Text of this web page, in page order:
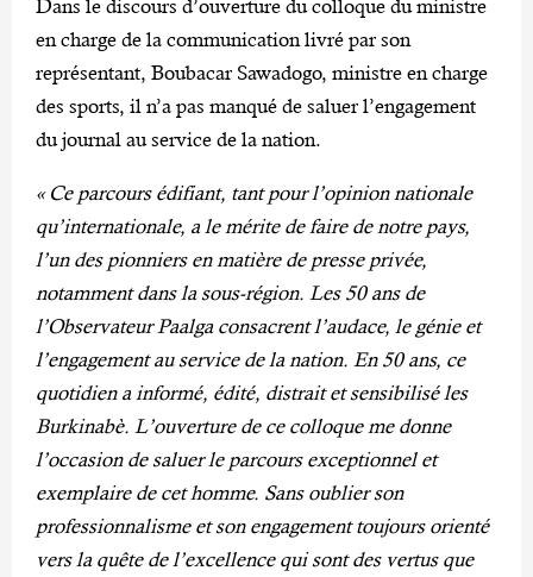
Dans le discours d’ouverture du colloque du ministre
en charge de la communication livré par son
représentant, Boubacar Sawadogo, ministre en charge
des sports, il n’a pas manqué de saluer l’engagement
du journal au service de la nation.
« Ce parcours édifiant, tant pour l’opinion nationale
qu’internationale, a le mérite de faire de notre pays,
l’un des pionniers en matière de presse privée,
notamment dans la sous-région. Les 50 ans de
l’Observateur Paalga consacrent l’audace, le génie et
l’engagement au service de la nation. En 50 ans, ce
quotidien a informé, édité, distrait et sensibilisé les
Burkinabè. L’ouverture de ce colloque me donne
l’occasion de saluer le parcours exceptionnel et
exemplaire de cet homme. Sans oublier son
professionnalisme et son engagement toujours orienté
vers la quête de l’excellence qui sont des vertus que